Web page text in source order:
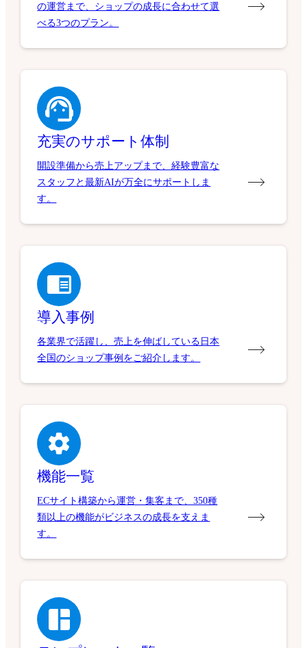
の運営まで、ショップの成長に合わせて選
べる3つのプラン。
充実のサポート体制
開設準備から売上アップまで、経験豊富な
スタッフと最新AIが万全にサポートしま
す。
導入事例
各業界で活躍し、売上を伸ばしている日本
全国のショップ事例をご紹介します。
機能一覧
ECサイト構築から運営・集客まで、350種
類以上の機能がビジネスの成長を支えま
す。